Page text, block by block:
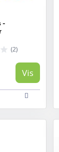
-
(2)
Vis